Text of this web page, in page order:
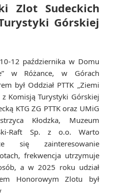
Zlot Sudeckich
Górskiej
12 października w Domu
w Różance, w Górach
był Oddział PTTK „Ziemi
z Komisją Turystyki Górskiej
KTG ZG PTTK oraz UMiG
Kłodzka, Muzeum
Raft Sp. z o.o. Warto
się zainteresowanie
frekwencja utrzymuje
a w 2025 roku udział
Honorowym Zlotu był